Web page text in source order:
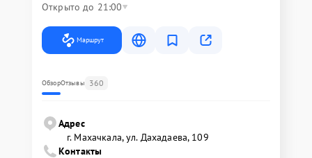
Открыто до 21:00
Маршрут
ОбзорОтзывы 360
Адрес
г. Махачкала, ул. Дахадаева, 109
Контакты